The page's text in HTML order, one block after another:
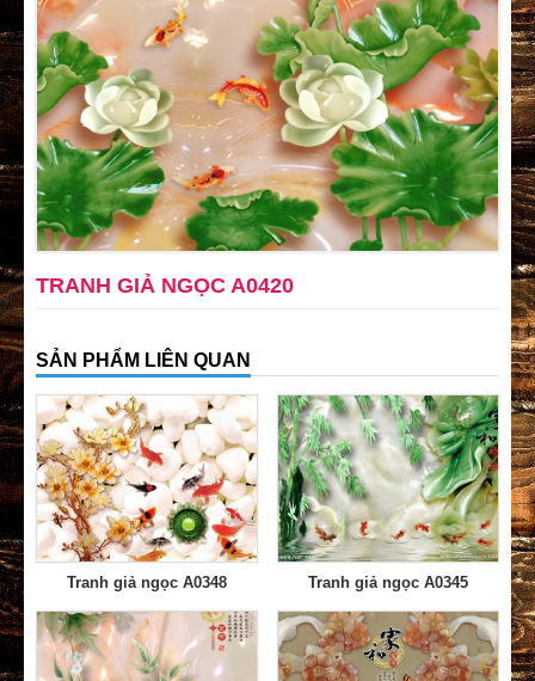
TRANH GIẢ NGỌC A0420
SẢN PHẨM LIÊN QUAN
Tranh giả ngọc A0348 Tranh giả ngọc A0345